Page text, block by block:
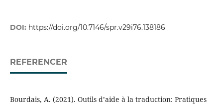
DOI: https://doi.org/10.7146/spr.v29i76.138186
REFERENCER
Bourdais, A. (2021). Outils d’aide à la traduction: Pratiques